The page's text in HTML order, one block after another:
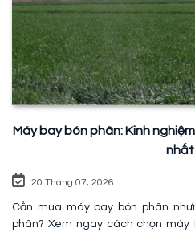
Máy bay bón phân: Kinh
nhất
20 Tháng 07, 2026
Cần mua máy bay bón phân
phân? Xem ngay cách chọn máy